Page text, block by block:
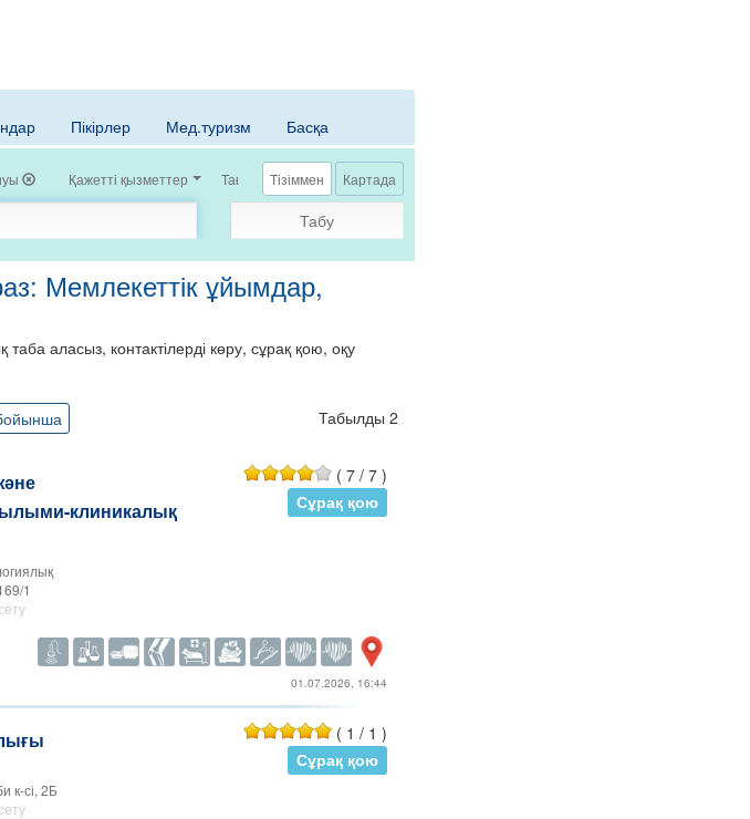
Пікірлер Мед.туризм Басқа
Қажетті қызметтер Тағы Тізіммен Картада
Табу
Мемлекеттік ұйымдар,
аласыз, контактілерді көру, сұрақ қою, оқу
Табылды 2
клиникалық
1
( 7 / 7 )
Сұрақ қою
01.07.2026, 16:44
к-сі, 2Б
( 1 / 1 )
Сұрақ қою